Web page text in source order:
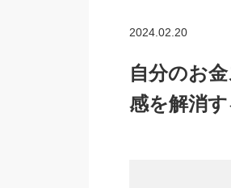
2024.02.20
自分のお
感を解消す